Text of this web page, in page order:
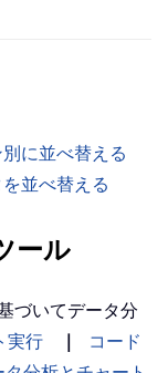
に並べ替える
並べ替える
ール
づいてデータ分
実行 ｜
コード